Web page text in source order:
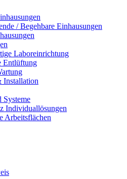
/ Begehbare Einhausungen
Laboreinrichtung
Entlüftung
Installation
Systeme
Individuallösungen
Arbeitsflächen